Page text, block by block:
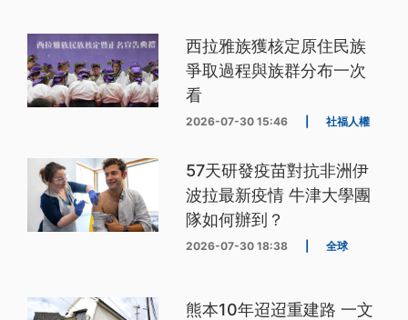
西拉雅族獲核定原住民族
爭取過程與族群分布一次
看
2026-07-30 15:46 社福人權
57天研發疫苗對抗非洲伊
波拉最新疫情 牛津大學團
隊如何辦到？
2026-07-30 18:38 全球
熊本10年迢迢重建路 一文